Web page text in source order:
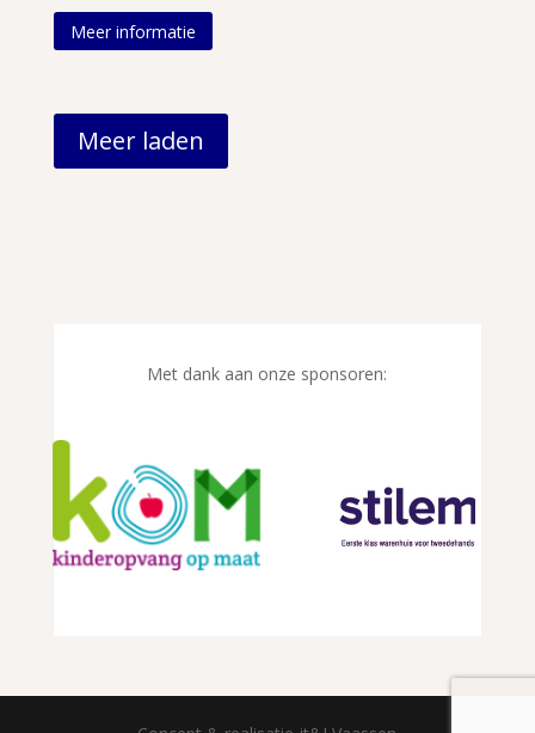
Meer informatie
Meer laden
Met dank aan onze sponsoren: